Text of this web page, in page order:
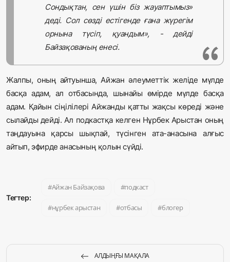
Сондықтан, сен үшін біз жауаптымыз»
деді. Сол сөзді естігенде ғана жүрегім
орнына түсіп, қуандым», - дейді
Байзақованың енесі.
Жалпы, оның айтуынша, Айжан әлеуметтік желіде мүлде
басқа адам, ал отбасында, шынайы өмірде мүлде басқа
адам. Қайын сіңілілері Айжанды қатты жақсы көреді және
сылайды дейді. Ал подкастқа келген Нұрбек Арыстан оның
таңдауына қарсы шықпай, түсінген ата-анасына алғыс
айтып, эфирде анасының қолын сүйді.
Тегтер:
Айжан Байзақова подкаст
нұрбек арыстан отбасы блогер
АЛДЫҢҒЫ МАҚАЛА